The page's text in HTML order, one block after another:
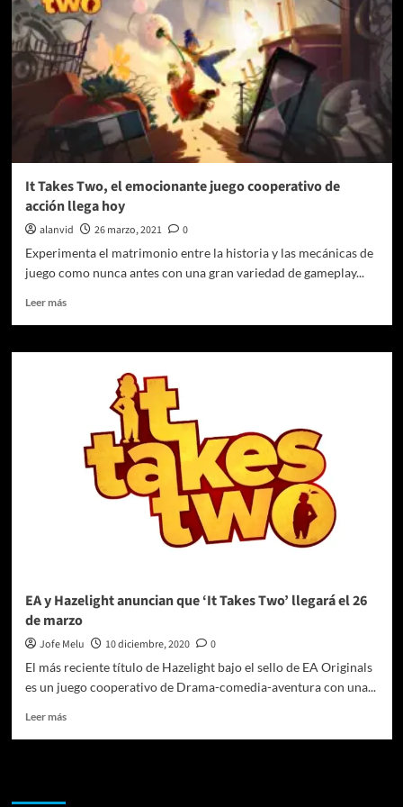
It Takes Two, el emocionante juego cooperativo de
acción llega hoy
alanvid 26 marzo, 2021
0
Experimenta el matrimonio entre la historia y las mecánicas de
juego como nunca antes con una gran variedad de gameplay...
Leer másLeer
It
emocionante
juego
cooperativo
acción
EA y Hazelight anuncian que ‘It Takes Two’ llegará el 26
de marzo
Jofe Melu 10 diciembre, 2020
0
El más reciente título de Hazelight bajo el sello de EA Originals
es un juego cooperativo de Drama-comedia-aventura con una...
Leer másLeer
Hazelight